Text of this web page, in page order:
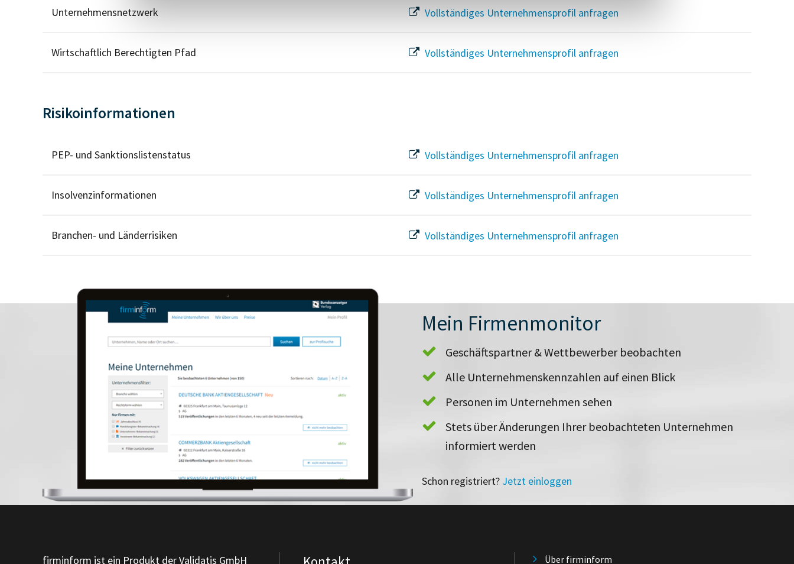
Unternehmensnetzwerk Vollständiges Unternehmensprofil anfragen
Wirtschaftlich Berechtigten Pfad Vollständiges Unternehmensprofil anfragen
Risikoinformationen
PEP- und Sanktionslistenstatus Vollständiges Unternehmensprofil anfragen
Insolvenzinformationen Vollständiges Unternehmensprofil anfragen
Branchen- und Länderrisiken Vollständiges Unternehmensprofil anfragen
Mein Firmenmonitor
Geschäftspartner & Wettbewerber beobachten
Alle Unternehmenskennzahlen auf einen Blick
Personen im Unternehmen sehen
Stets über Änderungen Ihrer beobachteten Unternehmen
informiert werden
Schon registriert? Jetzt einloggen
firminform ist ein Produkt der Validatis GmbH Über firminform